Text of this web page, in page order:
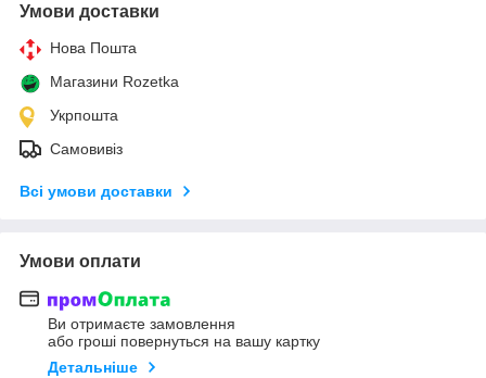
Умови доставки
Нова Пошта
Магазини Rozetka
Укрпошта
Самовивіз
Всі умови доставки
Умови оплати
Ви отримаєте замовлення
або гроші повернуться на вашу картку
Детальніше